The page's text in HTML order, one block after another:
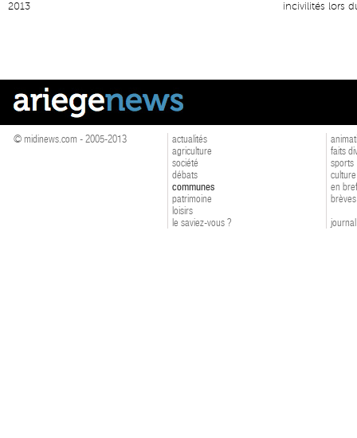
2013
incivilités lors
© midinews.com - 2005-2013
actualités
agriculture
société
débats
communes
patrimoine
loisirs
le saviez-vous ?
faits
sports
culture
en bref
brèves